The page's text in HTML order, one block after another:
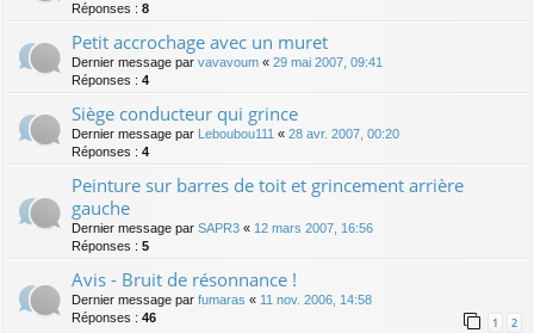
Réponses : 8
Petit accrochage avec un muret
Dernier message par vavavoum « 29 mai 2007, 09:41
Réponses : 4
Siège conducteur qui grince
Dernier message par Leboubou111 « 28 avr. 2007, 00:20
Réponses : 4
Peinture sur barres de toit et grincement arrière
gauche
Dernier message par SAPR3 « 12 mars 2007, 16:56
Réponses : 5
Avis - Bruit de résonnance !
Dernier message par fumaras « 11 nov. 2006, 14:58
Réponses : 46 1 2